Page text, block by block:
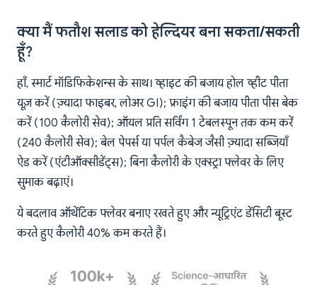
क्या मैं फतौश सलाड को हेल्दियर बना सकता/सकती
हूँ?
हाँ, स्मार्ट मॉडिफिकेशन्स के साथ। व्हाइट की बजाय होल व्हीट पीता
यूज़ करें (ज़्यादा फाइबर, लोअर GI); फ्राइंग की बजाय पीता पीस बेक
करें (100 कैलोरी सेव); ऑयल प्रति सर्विंग 1 टेबलस्पून तक कम करें
(240 कैलोरी सेव); बेल पेपर्स या पर्पल कैबेज जैसी ज़्यादा सब्जियाँ
ऐड करें (एंटीऑक्सीडेंट्स); बिना कैलोरी के एक्स्ट्रा फ्लेवर के लिए
सुमाक बढ़ाएं।
ये बदलाव ऑथेंटिक फ्लेवर बनाए रखते हुए और न्यूट्रिएंट डेंसिटी बूस्ट
करते हुए कैलोरी 40% कम करते हैं।